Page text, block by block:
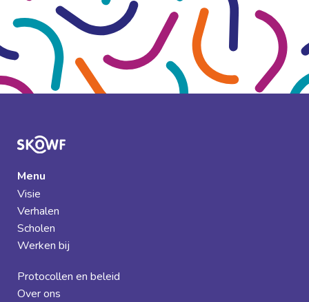
Menu
Visie
Verhalen
Scholen
Werken bij
Protocollen en beleid
Over ons